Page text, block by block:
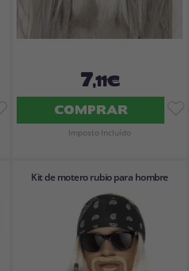
7,11€
COMPRAR
Imposto Incluído
Kit de motero rubio para hombre